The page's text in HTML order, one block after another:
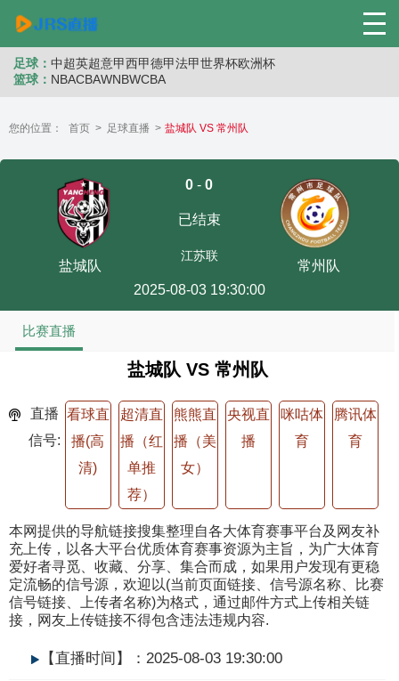
足球： 中超英超意甲西甲德甲法甲世界杯欧洲杯
篮球： NBACBAWNBWCBA
您的位置： 首页 > 足球直播 > 盐城队 VS 常州队
盐城队
0 -0
已结束
江苏联
2025-08-03 19:30:00
常州队
比赛直播
盐城队 VS 常州队
直播
信号:
看球直
播(高
清)
超清直
播（红
单推
荐）
熊熊直
播（美
女）
央视直
播
咪咕体
育
腾讯体
育
本网提供的导航链接搜集整理自各大体育赛事平台及网友补
充上传，以各大平台优质体育赛事资源为主旨，为广大体育
爱好者寻觅、收藏、分享、集合而成，如果用户发现有更稳
定流畅的信号源，欢迎以(当前页面链接、信号源名称、比赛
信号链接、上传者名称)为格式，通过邮件方式上传相关链
接，网友上传链接不得包含违法违规内容.
【直播时间】：2025-08-03 19:30:00